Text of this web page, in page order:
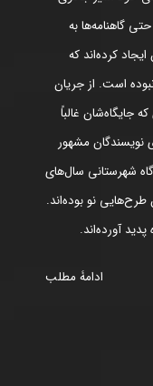
گاهنامه‌ها به
کرده‌اند که
است. از جریان
جایگاه‌شان غالباً
نویسندگان مشهور
شهرستانی سال‌های
طرح‌هایی نو بوده‌اند.
آورده‌اند.
ادامۀ مطلب